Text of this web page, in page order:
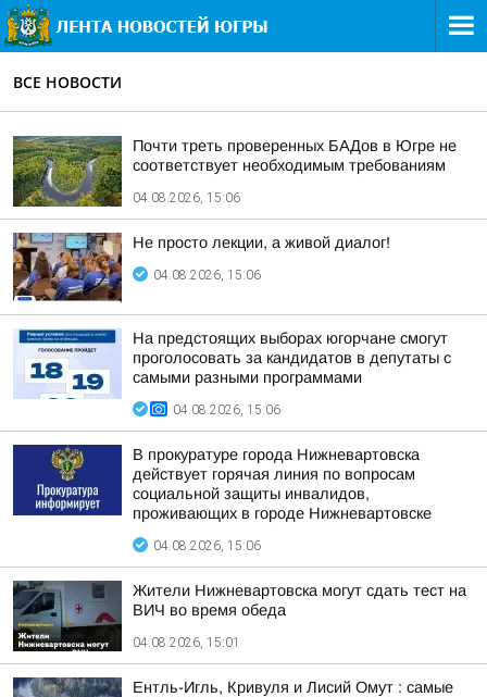
ВСЕ НОВОСТИ
Почти треть проверенных БАДов в Югре не
соответствует необходимым требованиям
04.08.2026, 15:06
Не просто лекции, а живой диалог!
04.08.2026, 15:06
На предстоящих выборах югорчане смогут
проголосовать за кандидатов в депутаты с
самыми разными программами
04.08.2026, 15:06
В прокуратуре города Нижневартовска
действует горячая линия по вопросам
социальной защиты инвалидов,
проживающих в городе Нижневартовске
04.08.2026, 15:06
Жители Нижневартовска могут сдать тест на
ВИЧ во время обеда
04.08.2026, 15:01
Ентль-Игль, Кривуля и Лисий Омут : самые